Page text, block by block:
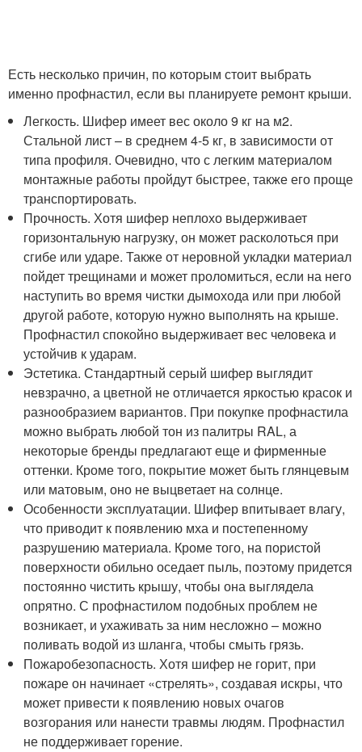
Есть несколько причин, по которым стоит выбрать
именно профнастил, если вы планируете ремонт крыши.
Легкость. Шифер имеет вес около 9 кг на м2.
Стальной лист – в среднем 4-5 кг, в зависимости от
типа профиля. Очевидно, что с легким материалом
монтажные работы пройдут быстрее, также его проще
транспортировать.
Прочность. Хотя шифер неплохо выдерживает
горизонтальную нагрузку, он может расколоться при
сгибе или ударе. Также от неровной укладки материал
пойдет трещинами и может проломиться, если на него
наступить во время чистки дымохода или при любой
другой работе, которую нужно выполнять на крыше.
Профнастил спокойно выдерживает вес человека и
устойчив к ударам.
Эстетика. Стандартный серый шифер выглядит
невзрачно, а цветной не отличается яркостью красок и
разнообразием вариантов. При покупке профнастила
можно выбрать любой тон из палитры RAL, а
некоторые бренды предлагают еще и фирменные
оттенки. Кроме того, покрытие может быть глянцевым
или матовым, оно не выцветает на солнце.
Особенности эксплуатации. Шифер впитывает влагу,
что приводит к появлению мха и постепенному
разрушению материала. Кроме того, на пористой
поверхности обильно оседает пыль, поэтому придется
постоянно чистить крышу, чтобы она выглядела
опрятно. С профнастилом подобных проблем не
возникает, и ухаживать за ним несложно – можно
поливать водой из шланга, чтобы смыть грязь.
Пожаробезопасность. Хотя шифер не горит, при
пожаре он начинает «стрелять», создавая искры, что
может привести к появлению новых очагов
возгорания или нанести травмы людям. Профнастил
не поддерживает горение.